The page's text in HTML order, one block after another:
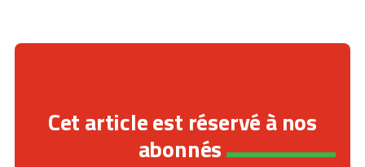
Cet article est réservé à nos
abonnés